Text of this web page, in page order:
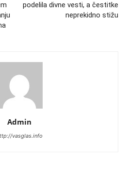
podelila divne vesti, a čestitke
neprekidno stižu
Admin
vasglas.info